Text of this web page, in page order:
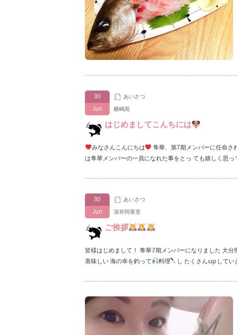
30
Jun
あいさつ
横嶋苑
はじめましてこんちには
みなさんこんにちは 隼華、第7期メンバーに任命さ
は隼華メンバーの一員になれた事をとっ ても嬉しく思っ
30
Jun
あいさつ
深井阿香里
ご挨拶
皆様はじめまして！ 隼華𝟟期メンバーになりました 大分
美味しい 海の幸を釣って
料理 し たくさん𝕦𝕡してい